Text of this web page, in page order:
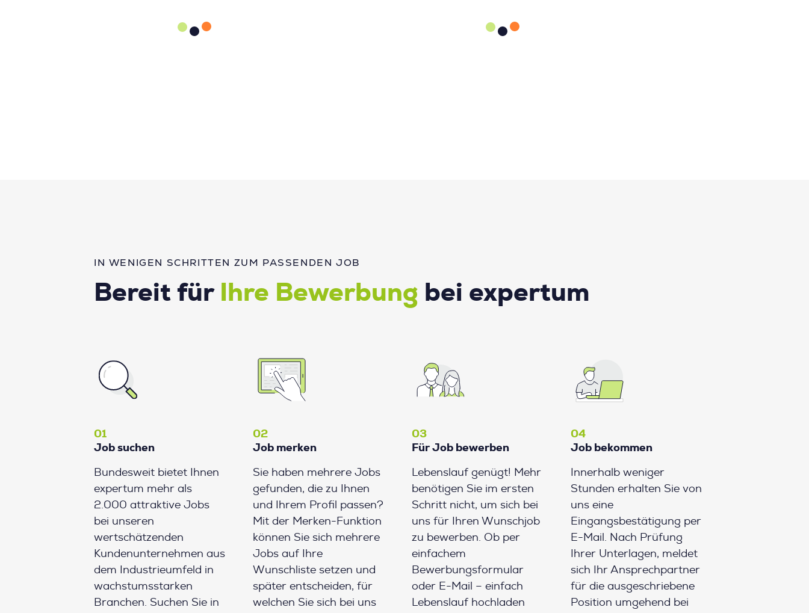
IN WENIGEN SCHRITTEN ZUM PASSENDEN JOB
Bereit für Ihre Bewerbung bei expertum
01
Job suchen
Bundesweit bietet Ihnen
expertum mehr als
2.000 attraktive Jobs
bei unseren
wertschätzenden
Kundenunternehmen aus
dem Industrieumfeld in
wachstumsstarken
Branchen. Suchen Sie in
02
Job merken
Sie haben mehrere Jobs
gefunden, die zu Ihnen
und Ihrem Profil passen?
Mit der Merken-Funktion
können Sie sich mehrere
Jobs auf Ihre
Wunschliste setzen und
später entscheiden, für
welchen Sie sich bei uns
03
Für Job bewerben
Lebenslauf genügt! Mehr
benötigen Sie im ersten
Schritt nicht, um sich bei
uns für Ihren Wunschjob
zu bewerben. Ob per
einfachem
Bewerbungsformular
oder E-Mail – einfach
Lebenslauf hochladen
04
Job bekommen
Innerhalb weniger
Stunden erhalten Sie von
uns eine
Eingangsbestätigung per
E-Mail. Nach Prüfung
Ihrer Unterlagen, meldet
sich Ihr Ansprechpartner
für die ausgeschriebene
Position umgehend bei